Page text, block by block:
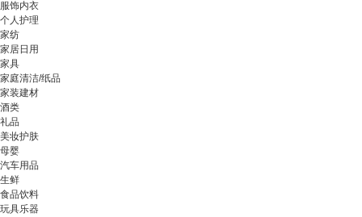
服饰内衣
个人护理
家纺
家居日用
家具
家庭清洁/纸品
家装建材
酒类
礼品
美妆护肤
母婴
汽车用品
生鲜
食品饮料
玩具乐器